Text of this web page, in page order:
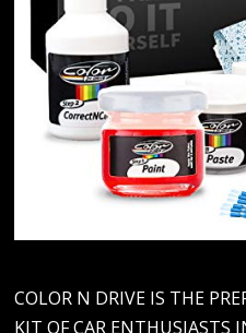
COLOR N DRIVE IS THE
KIT OF CAR ENTHUSIASTS